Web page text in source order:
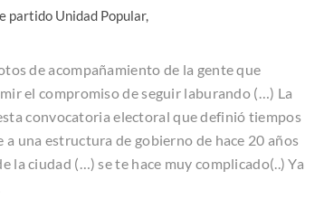
partido Unidad Popular,
de acompañamiento de la gente que
el compromiso de seguir laburando (…) La
convocatoria electoral que definió tiempos
una estructura de gobierno de hace 20 años
ciudad (…) se te hace muy complicado(..) Ya